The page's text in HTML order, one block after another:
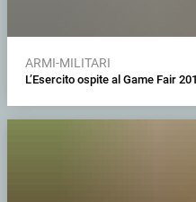
ARMI-MILITARI
L’Esercito ospite al Game Fair